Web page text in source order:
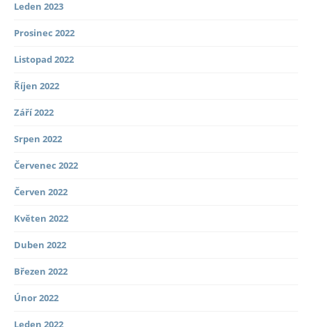
Leden 2023
Prosinec 2022
Listopad 2022
Říjen 2022
Září 2022
Srpen 2022
Červenec 2022
Červen 2022
Květen 2022
Duben 2022
Březen 2022
Únor 2022
Leden 2022